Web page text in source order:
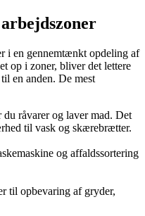
i en gennemtænkt opdeling af
op i zoner, bliver det lettere
en anden. De mest
du råvarer og laver mad. Det
til vask og skærebrætter.
og affaldssortering
til opbevaring af gryder,